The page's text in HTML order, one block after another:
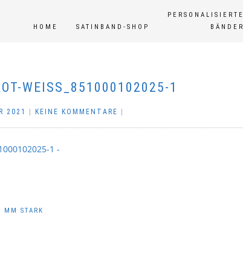
HOME SATINBAND-SHOP
PERSONALISIERTE
BÄNDER
WEISS_851000102025-1
2021 KEINE KOMMENTARE
STARK